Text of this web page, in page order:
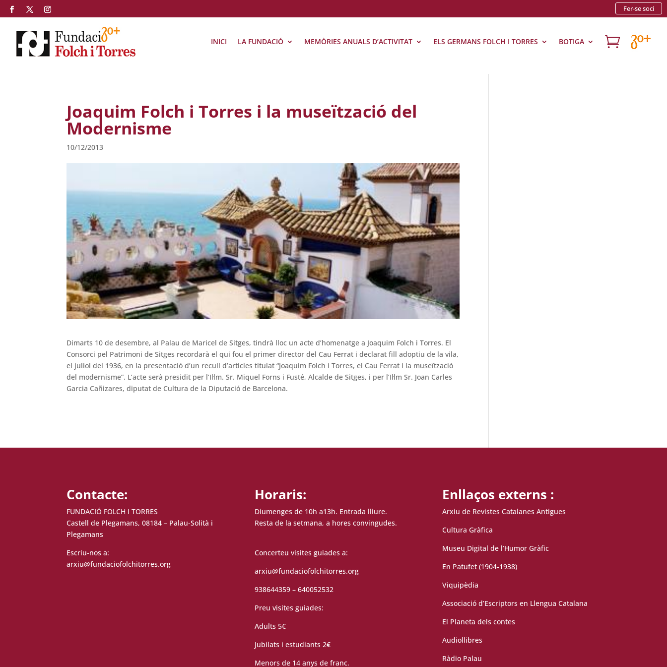
Fer-se soci
INICI LA FUNDACIÓ MEMÒRIES ANUALS D’ACTIVITAT ELS GERMANS FOLCH I TORRES BOTIGA 
Joaquim Folch i Torres i la museïtzació del
Modernisme
10/12/2013
Dimarts 10 de desembre, al Palau de Maricel de Sitges, tindrà lloc un acte d’homenatge a Joaquim Folch i Torres. El
Consorci pel Patrimoni de Sitges recordarà el qui fou el primer director del Cau Ferrat i declarat fill adoptiu de la vila,
el juliol del 1936, en la presentació d’un recull d’articles titulat “Joaquim Folch i Torres, el Cau Ferrat i la museïtzació
del modernisme”. L’acte serà presidit per l’Il·lm. Sr. Miquel Forns i Fusté, Alcalde de Sitges, i per l’Il·lm Sr. Joan Carles
Garcia Cañizares, diputat de Cultura de la Diputació de Barcelona.
Contacte:
FUNDACIÓ FOLCH I TORRES
Castell de Plegamans, 08184 – Palau-Solità i
Plegamans
Escriu-nos a:
arxiu@fundaciofolchitorres.org
Horaris:
Diumenges de 10h a13h. Entrada lliure.
Resta de la setmana, a hores convingudes.
Concerteu visites guiades a:
arxiu@fundaciofolchitorres.org
938644359 – 640052532
Preu visites guiades:
Adults 5€
Jubilats i estudiants 2€
Menors de 14 anys de franc.
Enllaços externs :
Arxiu de Revistes Catalanes Antigues
Cultura Gràfica
Museu Digital de l’Humor Gràfic
En Patufet (1904-1938)
Viquipèdia
Associació d’Escriptors en Llengua Catalana
El Planeta dels contes
Audiollibres
Ràdio Palau